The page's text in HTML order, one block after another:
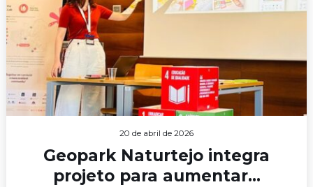
20 de abril de 2026
Geopark Naturtejo integra
projeto para aumentar...